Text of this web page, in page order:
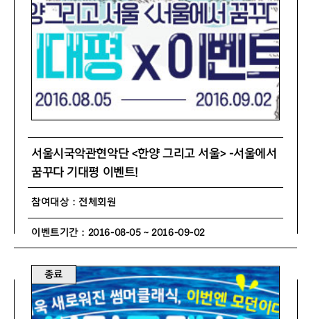
서울시국악관현악단 <한양 그리고 서울> -서울에서
꿈꾸다 기대평 이벤트!
참여대상 : 전체회원
이벤트기간 : 2016-08-05 ~ 2016-09-02
종료